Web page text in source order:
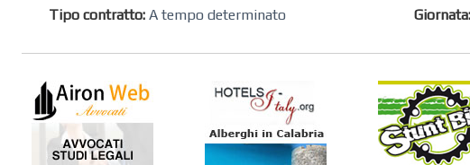
Tipo contratto: A tempo determinato Giornata: